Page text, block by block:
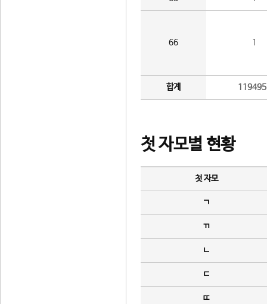
66 1
합계
첫 자모별 현황
첫 자모
ㄱ
ㄲ
ㄴ
ㄷ
ㄸ